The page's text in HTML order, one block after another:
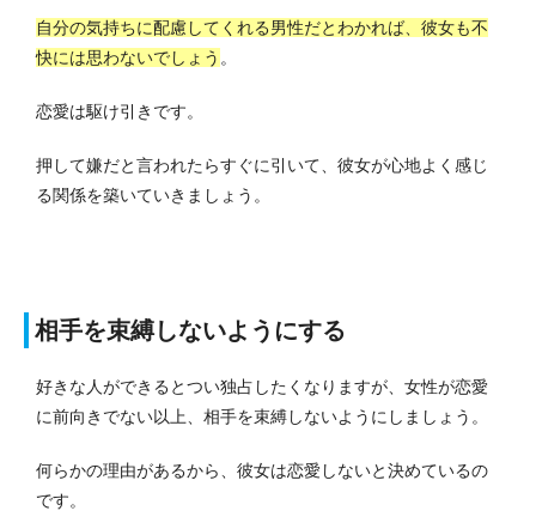
自分の気持ちに配慮してくれる男性だとわかれば、彼女も不
快には思わないでしょう 。
恋愛は駆け引きです。
押して嫌だと言われたらすぐに引いて、彼女が心地よく感じ
る関係を築いていきましょう。
相手を束縛しないようにする
好きな人ができるとつい独占したくなりますが、女性が恋愛
に前向きでない以上、相手を束縛しないようにしましょう。
何らかの理由があるから、彼女は恋愛しないと決めているの
です。